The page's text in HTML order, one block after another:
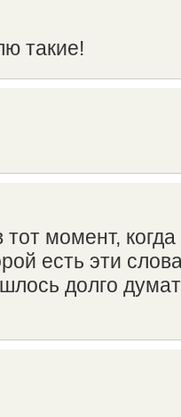
такие!
момент,
есть эти
долго